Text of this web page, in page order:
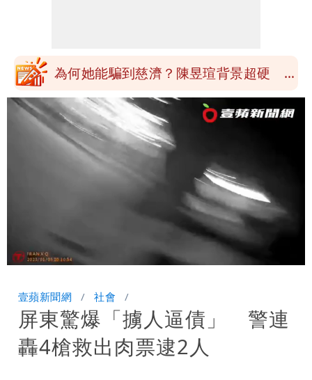
庭 他翻供不認貪污、洗錢
為何她能騙到慈濟？陳昱瑄背景超硬 曾
任政府法律顧問
泰國校園爆槍響！2師中彈亡20人傷 槍
手疑學生
中國賣家被踢爆在網購平台「租人頭」
吳欣岱：完美偽裝台灣企業
批綠藉慈濟遭詐「洗記憶」 張彤：疫苗
荒3+11台灣人沒有失憶
Unmute
62.20%
壹蘋新聞網 社會
屏東驚爆「擄人逼債」 警連
轟4槍救出肉票逮2人